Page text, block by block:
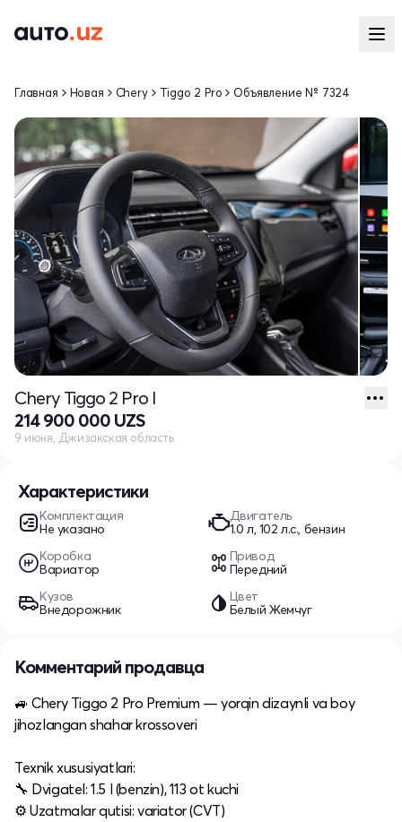
Характеристики
Комплектация
Не указано
Двигатель
1.0 л, 102 л.с., бензин
Коробка
Вариатор
Привод
Передний
Кузов
Внедорожник
Цвет
Белый Жемчуг
Главная Новая Chery Tiggo 2 Pro Объявление № 7324
Chery Tiggo 2 Pro I
214 900 000 UZS
9 июня, Джизакская область
Комментарий продавца
🚙 Chery Tiggo 2 Pro Premium — yorqin dizaynli va boy
jihozlangan shahar krossoveri
Texnik xususiyatlari:
🔧 Dvigatel: 1.5 l (benzin), 113 ot kuchi
⚙️ Uzatmalar qutisi: variator (CVT)